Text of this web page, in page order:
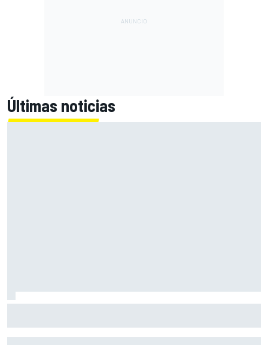
Últimas noticias